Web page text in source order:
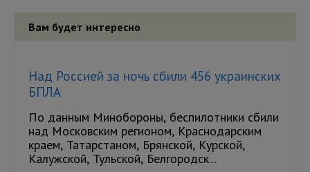
Вам будет интересно
Над Россией за ночь сбили 456 украинских
БПЛА
По данным Минобороны, беспилотники сбили
над Московским регионом, Краснодарским
краем, Татарстаном, Брянской, Курской,
Калужской, Тульской, Белгородск...